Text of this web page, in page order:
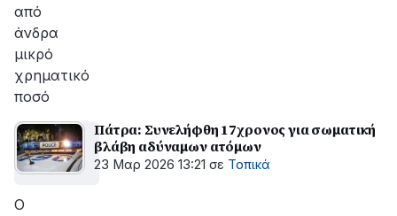
από
άνδρα
μικρό
χρηματικό
ποσό
Πάτρα: Συνελήφθη 17χρονος για σωματική
βλάβη αδύναμων ατόμων
23 Μαρ 2026 13:21 σε Τοπικά
Ο